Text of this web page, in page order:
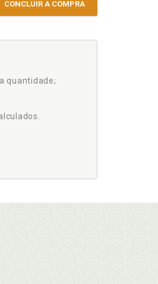
CONCLUIR A COMPRA
quantidade;